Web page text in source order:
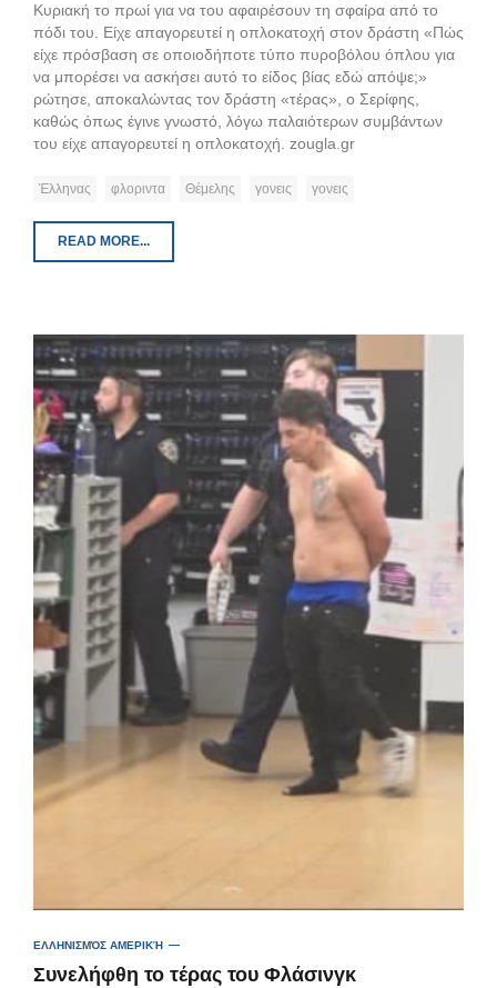
Κυριακή το πρωί για να του αφαιρέσουν τη σφαίρα από το
πόδι του. Είχε απαγορευτεί η οπλοκατοχή στον δράστη «Πώς
είχε πρόσβαση σε οποιοδήποτε τύπο πυροβόλου όπλου για
να μπορέσει να ασκήσει αυτό το είδος βίας εδώ απόψε;»
ρώτησε, αποκαλώντας τον δράστη «τέρας», ο Σερίφης,
καθώς όπως έγινε γνωστό, λόγω παλαιότερων συμβάντων
του είχε απαγορευτεί η οπλοκατοχή. zougla.gr
Έλληνας φλοριντα Θέμελης γονεις γονεις
READ MORE...
ΕΛΛΗΝΙΣΜΌΣ ΑΜΕΡΙΚΉ
Συνελήφθη το τέρας του Φλάσινγκ